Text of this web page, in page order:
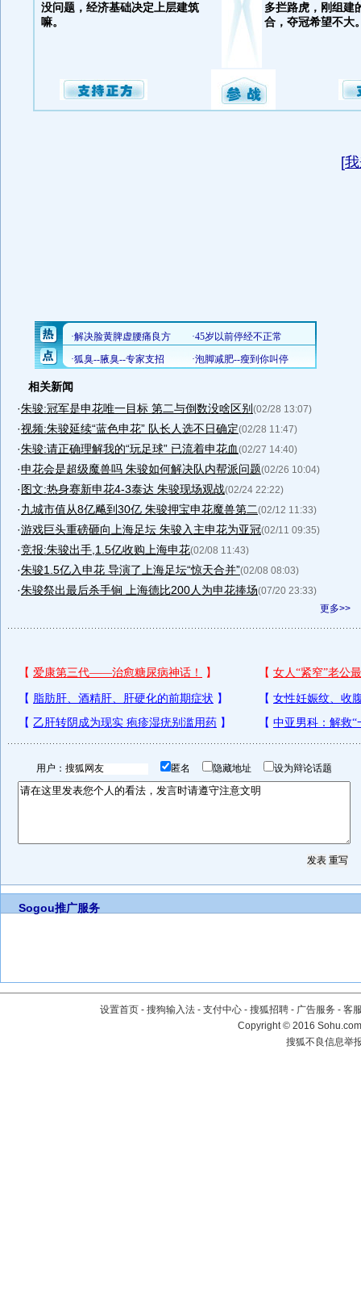
没问题，经济基础决定上层建筑
嘛。
多拦路虎，刚组建
合，夺冠希望不大
[
相关新闻
·朱骏:冠军是申花唯一目标 第二与倒数没啥区别 (02/28 13:07)
·视频:朱骏延续“蓝色申花” 队长人选不日确定(02/28 11:47)
·朱骏:请正确理解我的“玩足球” 已流着申花血(02/27 14:40)
·申花会是超级魔兽吗 朱骏如何解决队内帮派问题(02/26 10:04)
·图文:热身赛新申花4-3泰达 朱骏现场观战(02/24 22:22)
·九城市值从8亿飚到30亿 朱骏押宝申花魔兽第二(02/12 11:33)
·游戏巨头重磅砸向上海足坛 朱骏入主申花为亚冠(02/11 09:35)
·竞报:朱骏出手,1.5亿收购上海申花(02/08 11:43)
·朱骏1.5亿入申花 导演了上海足坛“惊天合并”(02/08 08:03)
·朱骏祭出最后杀手锏 上海德比200人为申花捧场(07/20 23:33)
更多>>
用户： 匿名 隐藏地址 设为辩论话题
Sogou推广服务
设置首页 - 搜狗输入法 - 支付中心 - 搜狐招聘 - 广告服务 - 客
Copyright©2016
搜狐不良信息举